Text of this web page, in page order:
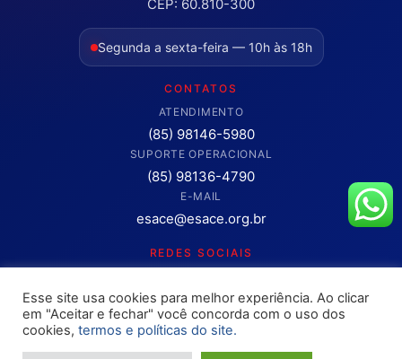
CEP: 60.810-300
Segunda a sexta-feira — 10h às 18h
CONTATOS
ATENDIMENTO
(85) 98146-5980
SUPORTE OPERACIONAL
(85) 98136-4790
E-MAIL
esace@esace.org.br
REDES SOCIAIS
Clique para abrir os canais oficiais.
Esse site usa cookies para melhor experiência. Ao clicar
em "Aceitar e fechar" você concorda com o uso dos
cookies, termos e políticas do site.